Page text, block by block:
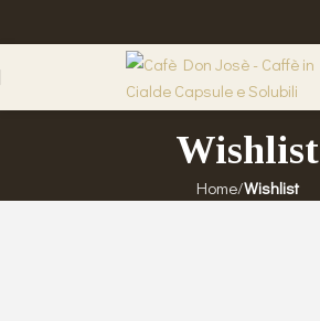
Wishlist
Home Wishlist